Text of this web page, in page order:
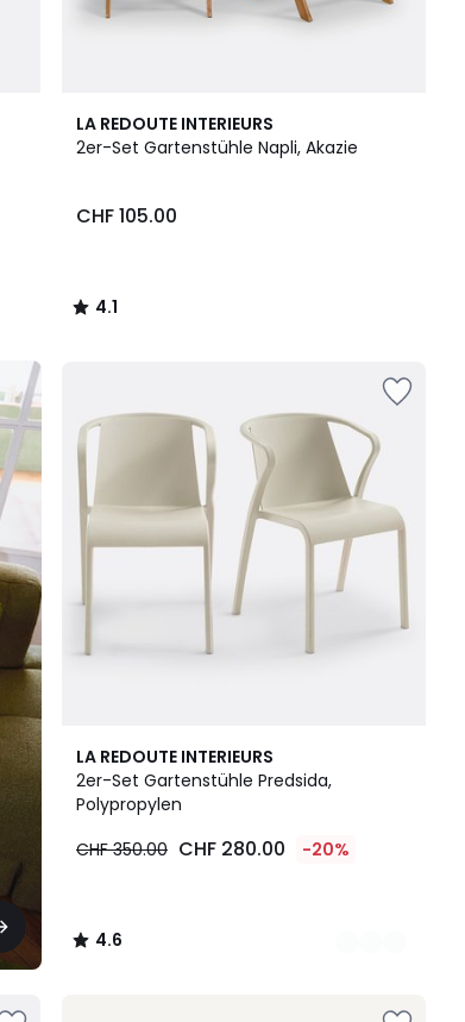
LA REDOUTE INTERIEURS
2er-Set Gartenstühle Napli, Akazie
CHF 105.00
4.1
/ 5
4.1
/
LA REDOUTE INTERIEURS
2er-Set Gartenstühle Predsida,
Polypropylen
CHF 350.00 CHF 280.00 -20%
4.6
/ 5
2
Farben
4.6
/